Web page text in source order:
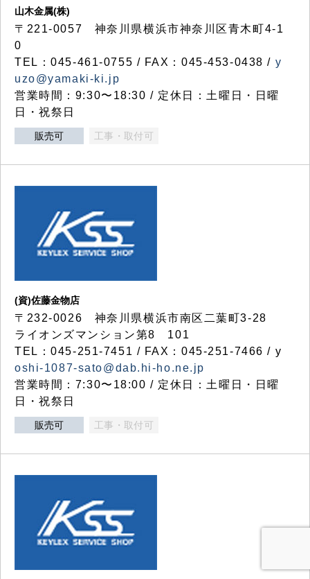
山木金属(株)
〒221-0057 神奈川県横浜市神奈川区青木町4-1
0
TEL：045-461-0755 / FAX：045-453-0438 / y
uzo@yamaki-ki.jp
営業時間：9:30〜18:30 / 定休日：土曜日・日曜
日・祝祭日
販売可 工事・取付可
(資)佐藤金物店
〒232-0026 神奈川県横浜市南区二葉町3-28
ライオンズマンション第8 101
TEL：045-251-7451 / FAX：045-251-7466 / y
oshi-1087-sato@dab.hi-ho.ne.jp
営業時間：7:30〜18:00 / 定休日：土曜日・日曜
日・祝祭日
販売可 工事・取付可